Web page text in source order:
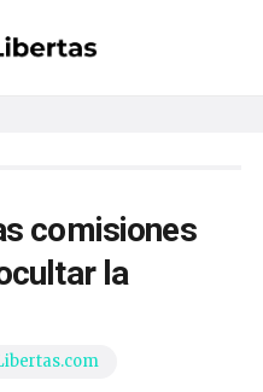
comisiones
la